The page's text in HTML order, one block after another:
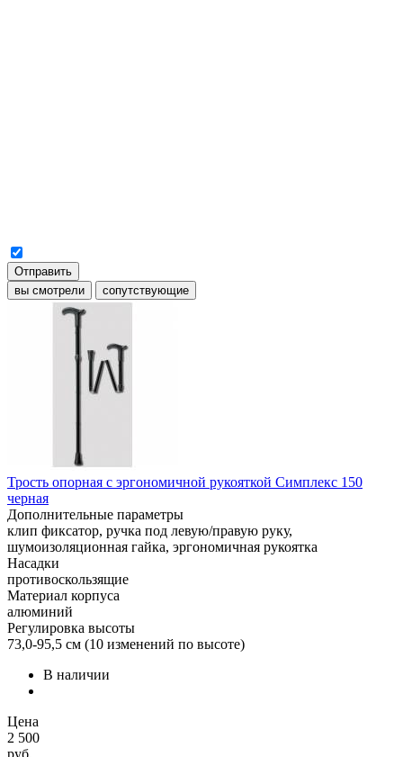
Отправить
вы смотрели
сопутствующие
Трость опорная с эргономичной рукояткой Симплекс 150
черная
Дополнительные параметры
клип фиксатор, ручка под левую/правую руку,
шумоизоляционная гайка, эргономичная рукоятка
Насадки
противоскользящие
Материал корпуса
алюминий
Регулировка высоты
73,0-95,5 см (10 изменений по высоте)
В наличии
Цена
2 500
руб.